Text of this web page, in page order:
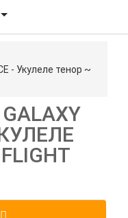
- Укулеле тенор ~